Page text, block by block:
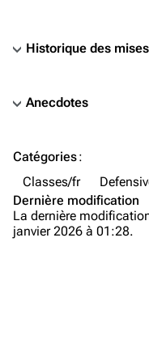
Page
À propos
Historique des
Anecdotes
Catégories:
Classes/fr
Dernière modification
La dernière
janvier 2026 à 01:28.